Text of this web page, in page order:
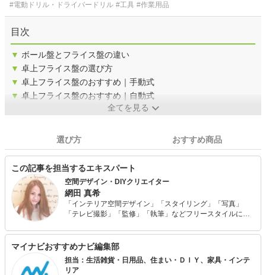
#電動ドリル・ドライバードリル #工具 #作業用品
目次
▼ ボール盤とフライス盤の違い
▼ 卓上フライス盤の選び方
▼ 卓上フライス盤のおすすめ｜手動式
▼ 卓上フライス盤のおすすめ｜自動式
全てを見る
選び方 おすすめ商品
この記事を担当するエキスパート
空間デザイン・DIYクリエイター
網田 真希
「インテリア空間デザイン」「スタイリング」「写真」
「テレビ撮影」「監修」「執筆」などフリースタイルにて
ベーション、古材、流木などを使った家具作りが話題とな
り、様々なメディアにて取り上げられている。 幼少期から
物作りが好きで、何でもまず作ってみる、やってみる精
神、そんな好きが高じて、趣味から現在のお仕事に発展。
マイナビおすすめナビ編集部
担当：生活雑貨・日用品、住まい・ＤＩＹ、家具・インテ
リア